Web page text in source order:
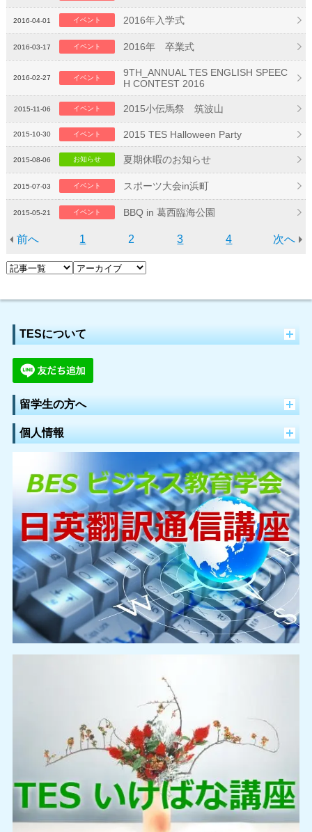
2016-04-01 イベント 2016年入学式
2016-03-17 イベント 2016年 卒業式
2016-02-27 イベント
9TH_ANNUAL TES ENGLISH SPEEC
H CONTEST 2016
2015-11-06 イベント 2015小伝馬祭 筑波山
2015-10-30 イベント 2015 TES Halloween Party
2015-08-06 お知らせ 夏期休暇のお知らせ
2015-07-03 イベント スポーツ大会in浜町
2015-05-21 イベント BBQ in 葛西臨海公園
前へ 1 2 3 4 次へ
TESについて
留学生の方へ
個人情報